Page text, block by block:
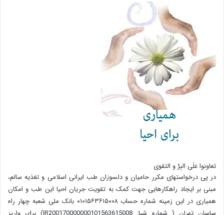
تعاونوا عَلَی البِرِّ و التقوی
در پی درخواستهای مکرر حامیان و دلسوزان طب ایرانی اسلامی و تغذیه سالم،
مبنی بر ایجاد راهکارهایی جهت کمک به تقویت جریان احیا این طب و امکان
همیاری در این زمینه شماره حساب ۰۱۰۱۵۶۳۶۱۵۰۰۸ بانک ملی شعبه چهار راه